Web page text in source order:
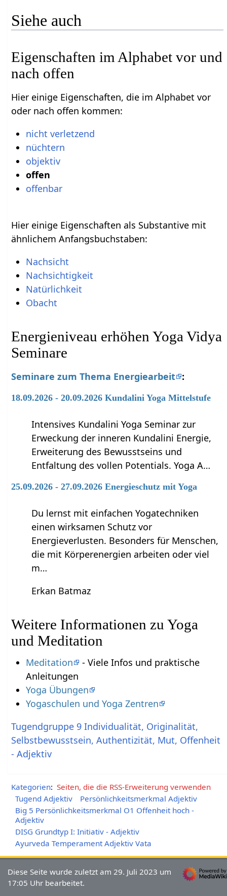
Siehe auch
Eigenschaften im Alphabet vor und
nach offen
Hier einige Eigenschaften, die im Alphabet vor
oder nach offen kommen:
nicht verletzend
nüchtern
objektiv
offen
offenbar
Hier einige Eigenschaften als Substantive mit
ähnlichem Anfangsbuchstaben:
Nachsicht
Nachsichtigkeit
Natürlichkeit
Obacht
Energieniveau erhöhen Yoga Vidya
Seminare
Seminare zum Thema Energiearbeit :
18.09.2026 - 20.09.2026 Kundalini Yoga Mittelstufe
Intensives Kundalini Yoga Seminar zur
Erweckung der inneren Kundalini Energie,
Erweiterung des Bewusstseins und
Entfaltung des vollen Potentials. Yoga A…
25.09.2026 - 27.09.2026 Energieschutz mit Yoga
Du lernst mit einfachen Yogatechniken
einen wirksamen Schutz vor
Energieverlusten. Besonders für Menschen,
die mit Körperenergien arbeiten oder viel
m…
Erkan Batmaz
Weitere Informationen zu Yoga
und Meditation
Meditation
- Viele Infos und praktische
Anleitungen
Yoga Übungen
Yogaschulen und Yoga Zentren
Tugendgruppe 9 Individualität, Originalität,
Selbstbewusstsein, Authentizität, Mut, Offenheit
- Adjektiv
Kategorien: Seiten, die die RSS-Erweiterung verwenden
Tugend Adjektiv
Persönlichkeitsmerkmal Adjektiv
Big 5 Persönlichkeitsmerkmal O1 Offenheit hoch -
Adjektiv
DISG Grundtyp I: Initiativ - Adjektiv
Ayurveda Temperament Adjektiv Vata
Diese Seite wurde zuletzt am 29. Juli 2023 um
17:05 Uhr bearbeitet.